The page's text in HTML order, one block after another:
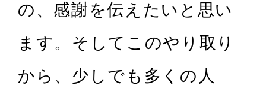
の、感謝を伝えたいと思い
ます。そしてこのやり取り
から、少しでも多くの人